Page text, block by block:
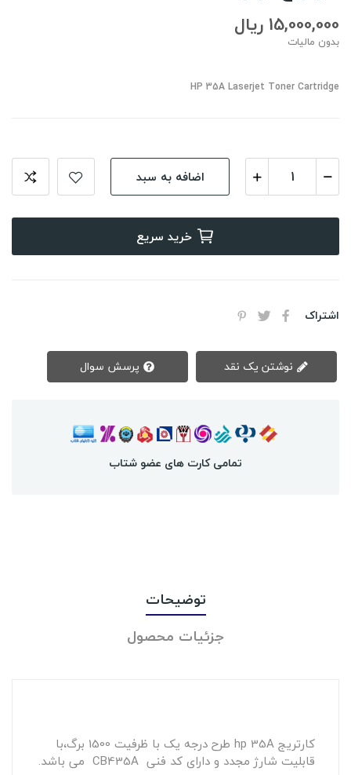
15,000,000 ریال
بدون مالیات
HP 35A Laserjet Toner Cartridge
اضافه به سبد
خرید سریع
اشتراک
تمامی کارت های عضو شتاب
توضیحات
جزئیات محصول
کارتریج hp 35A طرح درجه یک با ظرفیت 1500 برگ،با
قابلیت شارژ مجدد و دارای کد فنی CB435A می باشد.